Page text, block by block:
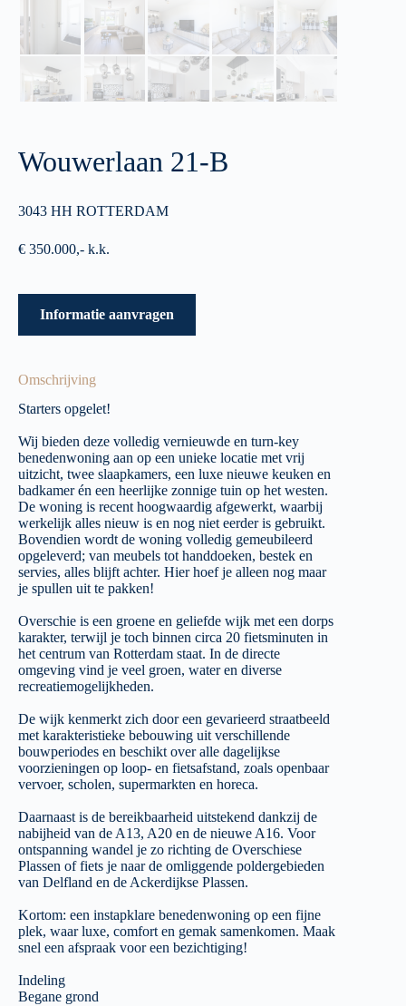
Wouwerlaan 21-B
3043 HH ROTTERDAM
€ 350.000,- k.k.
Informatie aanvragen
Omschrijving
Starters opgelet!
Wij bieden deze volledig vernieuwde en turn-key
benedenwoning aan op een unieke locatie met vrij
uitzicht, twee slaapkamers, een luxe nieuwe keuken en
badkamer én een heerlijke zonnige tuin op het westen.
De woning is recent hoogwaardig afgewerkt, waarbij
werkelijk alles nieuw is en nog niet eerder is gebruikt.
Bovendien wordt de woning volledig gemeubileerd
opgeleverd; van meubels tot handdoeken, bestek en
servies, alles blijft achter. Hier hoef je alleen nog maar
je spullen uit te pakken!
Overschie is een groene en geliefde wijk met een dorps
karakter, terwijl je toch binnen circa 20 fietsminuten in
het centrum van Rotterdam staat. In de directe
omgeving vind je veel groen, water en diverse
recreatiemogelijkheden.
De wijk kenmerkt zich door een gevarieerd straatbeeld
met karakteristieke bebouwing uit verschillende
bouwperiodes en beschikt over alle dagelijkse
voorzieningen op loop- en fietsafstand, zoals openbaar
vervoer, scholen, supermarkten en horeca.
Daarnaast is de bereikbaarheid uitstekend dankzij de
nabijheid van de A13, A20 en de nieuwe A16. Voor
ontspanning wandel je zo richting de Overschiese
Plassen of fiets je naar de omliggende poldergebieden
van Delfland en de Ackerdijkse Plassen.
Kortom: een instapklare benedenwoning op een fijne
plek, waar luxe, comfort en gemak samenkomen. Maak
snel een afspraak voor een bezichtiging!
Indeling
Begane grond